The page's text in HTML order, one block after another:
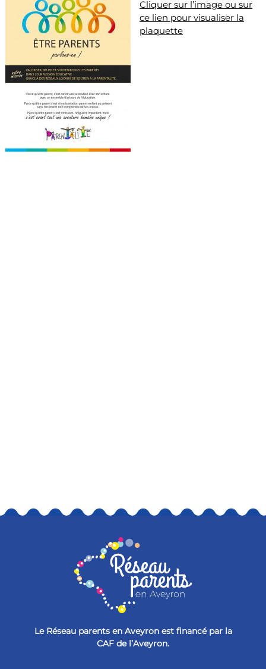
Cliquer sur l’image ou sur
ce lien pour visualiser la
plaquette
Le Réseau parents en Aveyron est financé par la
CAF de l’Aveyron.